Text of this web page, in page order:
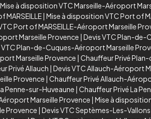
Mise à disposition VTC Marseille-Aéroport
MARSEILLE| Mise à disposition VTC Port of
Port of MARSEILLE-Aéroport Marseille
Marseille Provence | Devis VTC Plan-de-
VTC Plan-de-Cuques-Aéroport Marseille
Marseille Provence | Chauffeur Privé
Privé Allauch | Devis VTC Allauch-Aéroport
Provence | Chauffeur Privé Allauch-
Penne-sur-Huveaune | Chauffeur Privé La
Marseille Provence | Mise à
Provence | Devis VTC Septèmes-Les-Vallons